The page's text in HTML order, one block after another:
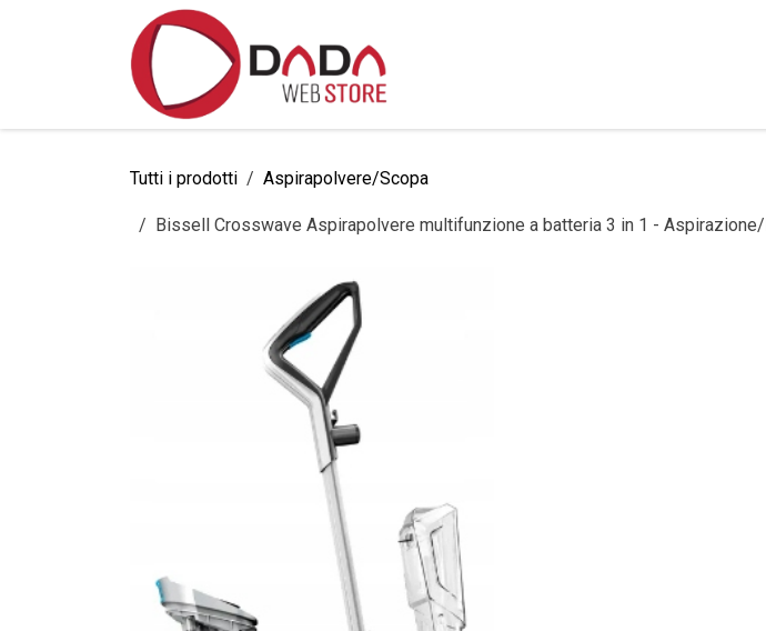
Tutti i prodotti Aspirapolvere/Scopa
Bissell Crosswave Aspirapolvere multifunzione a batteria 3 in 1 -